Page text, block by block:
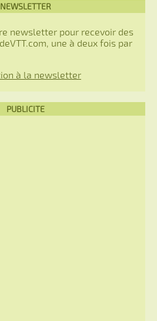
NEWSLETTER
newsletter pour recevoir des
une à deux fois par
à la newsletter
PUBLICITE